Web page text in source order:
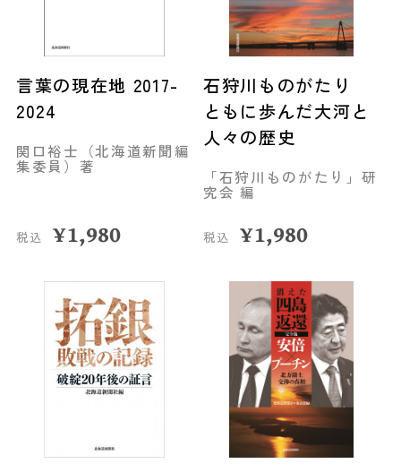
言葉の現在地 2017-
2024
関口裕士（北海道新聞編
集委員）著
税込 ¥1,980
石狩川ものがたり
ともに歩んだ大河と
人々の歴史
「石狩川ものがたり」研
究会 編
税込 ¥1,980